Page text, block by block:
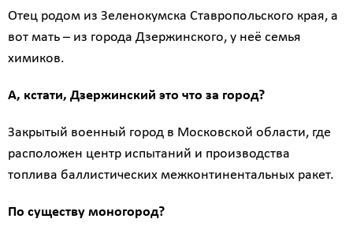
Отец родом из Зеленокумска Ставропольского края, а
вот мать – из города Дзержинского, у неё семья
химиков.
А, кстати, Дзержинский это что за город?
Закрытый военный город в Московской области, где
расположен центр испытаний и производства
топлива баллистических межконтинентальных ракет.
По существу моногород?